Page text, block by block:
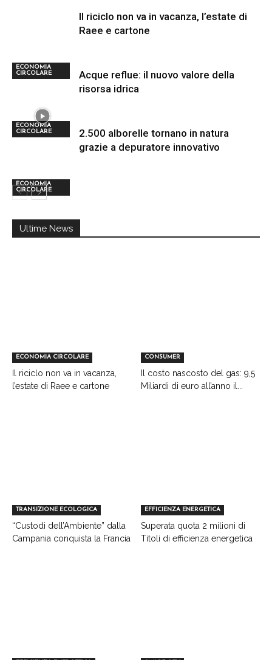
ECONOMIA
CIRCOLARE
Il riciclo non va in vacanza, l’estate di
Raee e cartone
ECONOMIA
CIRCOLARE
Acque reflue: il nuovo valore della
risorsa idrica
ECONOMIA
CIRCOLARE
2.500 alborelle tornano in natura
grazie a depuratore innovativo
Ultime News
ECONOMIA CIRCOLARE
Il riciclo non va in vacanza,
l’estate di Raee e cartone
CONSUMER
Il costo nascosto del gas: 9,5
Miliardi di euro all’anno il...
TRANSIZIONE ECOLOGICA
“Custodi dell’Ambiente” dalla
Campania conquista la Francia
EFFICIENZA ENERGETICA
Superata quota 2 milioni di
Titoli di efficienza energetica